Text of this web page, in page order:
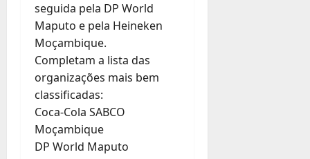
seguida pela DP World
Maputo e pela Heineken
Moçambique.
Completam a lista das
organizações mais bem
classificadas:
Coca-Cola SABCO
Moçambique
DP World Maputo